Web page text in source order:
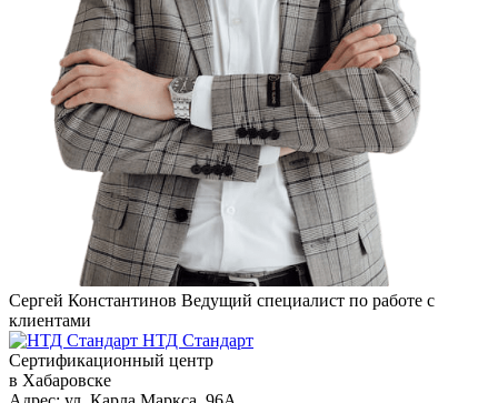
Сергей Константинов Ведущий специалист по работе с
клиентами
НТД Стандарт
Сертификационный центр
в Хабаровске